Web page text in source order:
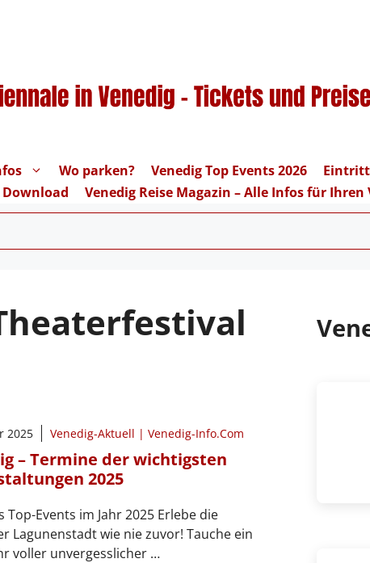
Wo parken? Venedig Top Events 2026
Eintritt
Download
Venedig Reise Magazin – Alle Infos für Ihren
2025 Venedig-Aktuell | Venedig-Info.Com
– Termine der wichtigsten
2025
Top-Events im Jahr 2025 Erlebe die
Lagunenstadt wie nie zuvor! Tauche ein
voller unvergesslicher …